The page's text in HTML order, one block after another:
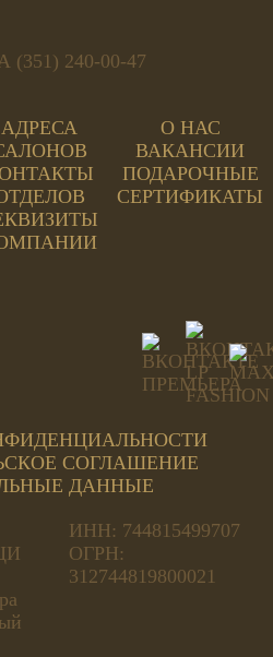
240-00-47
АДРЕСА
О НАС
ВАКАНСИИ
ПОДАРОЧНЫЕ
СЕРТИФИКАТЫ
СОГЛАШЕНИЕ
ДАННЫЕ
ИНН: 744815499707
ОГРН:
312744819800021